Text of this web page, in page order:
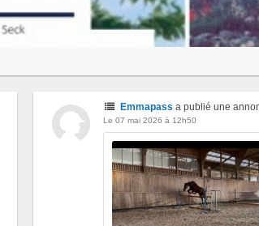
Emmapass a publié une
Le 07 mai 2026 à 12h50